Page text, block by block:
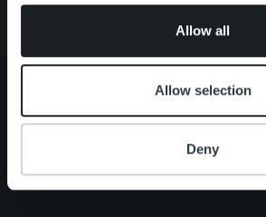
Allow all
Allow selection
Deny
Ihmiset ja